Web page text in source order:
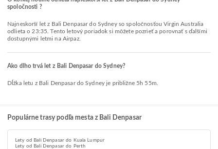
spoločnosti ?
Najneskorší let z Bali Denpasar do Sydney so spoločnosťou Virgin Australia
odlieta o 23:35. Tento letový poriadok si môžete pozrieť a porovnať s ďalšími
dostupnými letmi na Airpaz.
Ako dlho trvá let z Bali Denpasar do Sydney?
Dĺžka letu z Bali Denpasar do Sydney je približne 5h 55m.
Populárne trasy podľa mesta z Bali Denpasar
Lety od Bali Denpasar do Kuala Lumpur
Lety od Bali Denpasar do Perth